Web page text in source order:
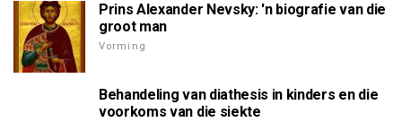
Prins Alexander Nevsky: 'n biografie van die
groot man
Vorming
Behandeling van diathesis in kinders en die
voorkoms van die siekte